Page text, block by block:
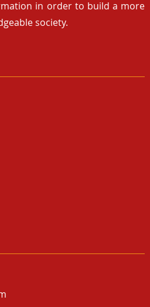
in order to build a more
society.